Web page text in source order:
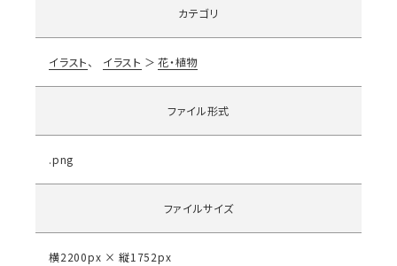
カテゴリ
イラスト イラスト 花・植物
ファイル形式
.png
ファイルサイズ
横2200px × 縦1752px